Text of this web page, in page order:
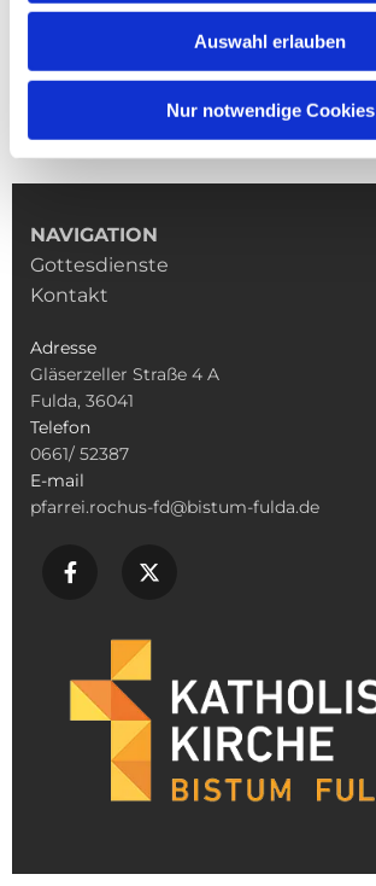
Auswahl erlauben
Nur notwendige Cookies
NAVIGATION
Gottesdienste
Kontakt
Adresse
Gläserzeller Straße 4 A
Fulda, 36041
Telefon
0661/ 52387
E-mail
pfarrei.rochus-fd@bistum-fulda.de